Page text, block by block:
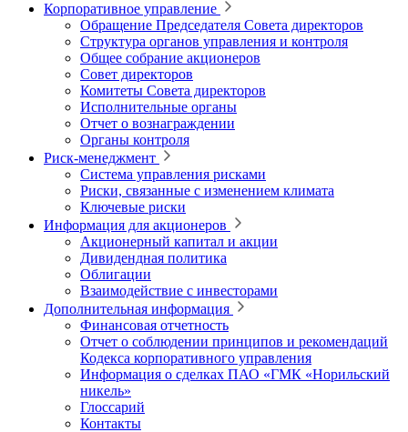
Корпоративное управление
Обращение Председателя Совета директоров
Структура органов управления и контроля
Общее собрание акционеров
Совет директоров
Комитеты Совета директоров
Исполнительные органы
Отчет о вознаграждении
Органы контроля
Риск-менеджмент
Система управления рисками
Риски, связанные с изменением климата
Ключевые риски
Информация для акционеров
Акционерный капитал и акции
Дивидендная политика
Облигации
Взаимодействие с инвесторами
Дополнительная информация
Финансовая отчетность
Отчет о соблюдении принципов и рекомендаций
Кодекса корпоративного управления
Информация о сделках ПАО «ГМК «Норильский
никель»
Глоссарий
Контакты